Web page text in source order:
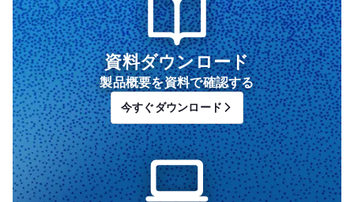
資料ダウンロード
製品概要を資料で確認する
今すぐダウンロード